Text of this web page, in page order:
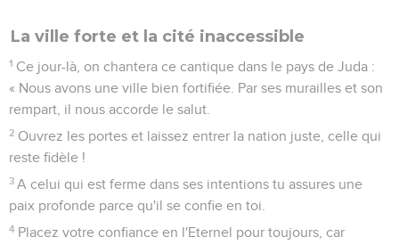
La ville forte et la cité inaccessible
1 Ce jour-là, on chantera ce cantique dans le pays de Juda :
« Nous avons une ville bien fortifiée. Par ses murailles et son
rempart, il nous accorde le salut.
2 Ouvrez les portes et laissez entrer la nation juste, celle qui
reste fidèle !
3 A celui qui est ferme dans ses intentions tu assures une
paix profonde parce qu'il se confie en toi.
4 Placez votre confiance en l'Eternel pour toujours, car